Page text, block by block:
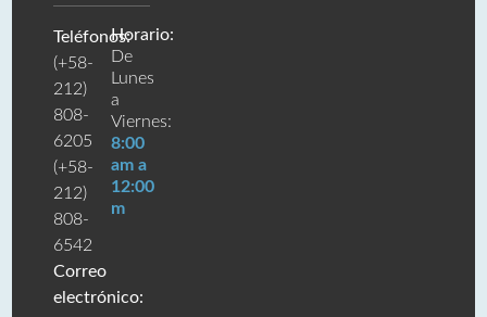
Teléfonos:
(+58-
212)
808-
6205
(+58-
212)
808-
6542
Correo
electrónico:
Horario:
De
Lunes
a
Viernes:
8:00
am a
12:00
m